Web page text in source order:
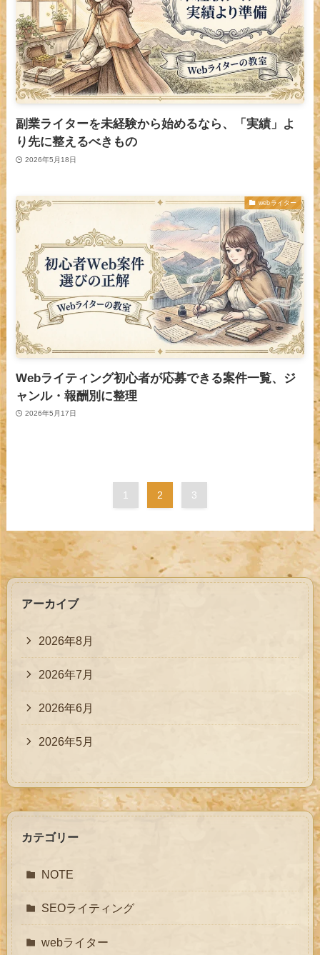
副業ライターを未経験から始めるなら、「実績」よ
り先に整えるべきもの
2026年5月18日
webライター
Webライティング初心者が応募できる案件一覧、ジ
ャンル・報酬別に整理
2026年5月17日
1 2 3
アーカイブ
2026年8月
2026年7月
2026年6月
2026年5月
カテゴリー
NOTE
SEOライティング
webライター